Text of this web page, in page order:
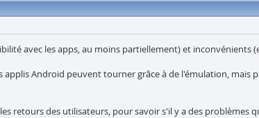
avec les apps, au moins partiellement) et
Android peuvent tourner grâce à de l'émulation, mais
retours des utilisateurs, pour savoir s'il y a des problèmes